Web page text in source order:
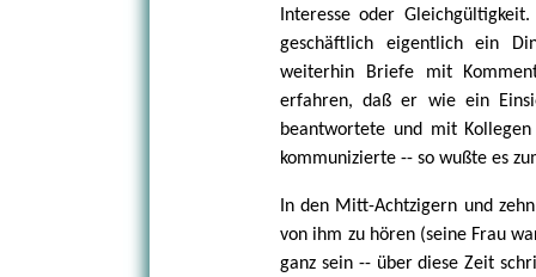
Interesse oder
geschäftlich eigentlich ein
weiterhin Briefe mit
erfahren, daß er wie ein
beantwortete und mit
kommunizierte -- so wußte es
In den Mitt-Achtzigern und
von ihm zu hören (seine Frau
ganz sein -- über diese Zeit